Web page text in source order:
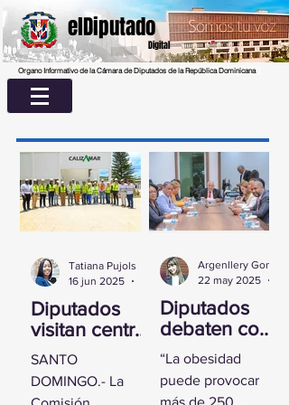
elDiputado
Digital
Organo Informativo de la Cámara de Diputados de la República Dominicana
Diputados
visitan centro
UASD La
Romana para
conocer
SANTO
DOMINGO.- La
Tatiana Pujols
16 jun 2025
Diputados
debaten con
experta
sobre la
obesidad
“La obesidad
puede provocar
más de 250
22 may 2025